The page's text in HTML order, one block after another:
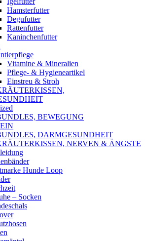
Hamsterfutter
Degufutter
Rattenfutter
Kaninchenfutter
Vitamine & Mineralien
Pflege- & Hygieneartikel
Einstreu & Stroh
BEWEGUNG
DARMGESUNDHEIT
NERVEN & ÄNGSTE
Hunde Loop
– Socken